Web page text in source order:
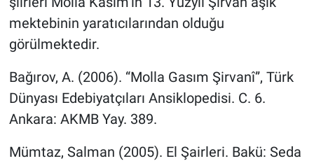
mektebinin yaratıcılarından olduğu
görülmektedir.
Bağırov, A. (2006). “Molla Gasım Şirvanî”, Türk
Dünyası Edebiyatçıları Ansiklopedisi. C. 6.
Ankara: AKMB Yay. 389.
Mümtaz, Salman (2005). El Şairleri. Bakü: Seda